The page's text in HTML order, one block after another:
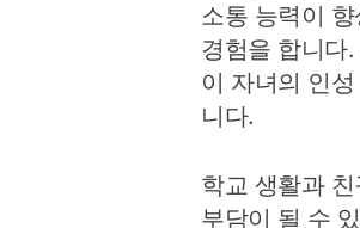
소통 능력이
경험을 합니다
이 자녀의 인
니다.
학교 생활과
부담이 될 수